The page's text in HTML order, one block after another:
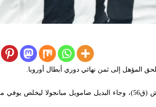
تقدم يوفي عبر وستون ماكيني في الدقيقة (34)، لكن الضيوف أدركوا التعادل من خلال إيفان بيريسيتش (ق56)،